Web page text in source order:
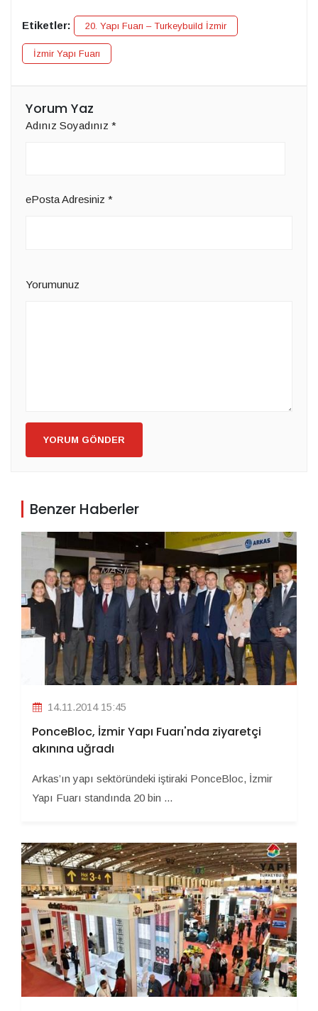
Etiketler: 20. Yapı Fuarı – Turkeybuild İzmir
İzmir Yapı Fuarı
Yorum Yaz
Adınız Soyadınız *
ePosta Adresiniz *
Yorumunuz
YORUM GÖNDER
Benzer Haberler
14.11.2014 15:45
PonceBloc, İzmir Yapı Fuarı'nda ziyaretçi
akınına uğradı
Arkas’ın yapı sektöründeki iştiraki PonceBloc, İzmir
Yapı Fuarı standında 20 bin ...